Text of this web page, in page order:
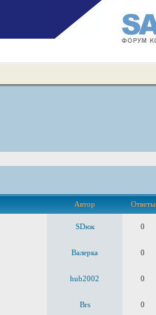
Автор Ответы
SDюк 0
Валерка 0
hub2002 0
Brs 0